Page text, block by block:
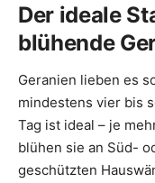
Der ideale
blühende
Geranien lieben es
mindestens vier bis
Tag ist ideal – je
blühen sie an Süd-
geschützten